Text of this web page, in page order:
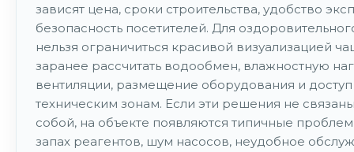
зависят цена, сроки строительства, удобство
безопасность посетителей. Для
нельзя ограничиться красивой визуализацией
заранее рассчитать водообмен, влажностную
вентиляции, размещение оборудования и
техническим зонам. Если эти решения не
собой, на объекте появляются типичные
запах реагентов, шум насосов, неудобное